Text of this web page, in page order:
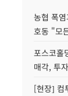
농협 폭
호동 "모
포스코홀
매각, 투
[현장] 컴